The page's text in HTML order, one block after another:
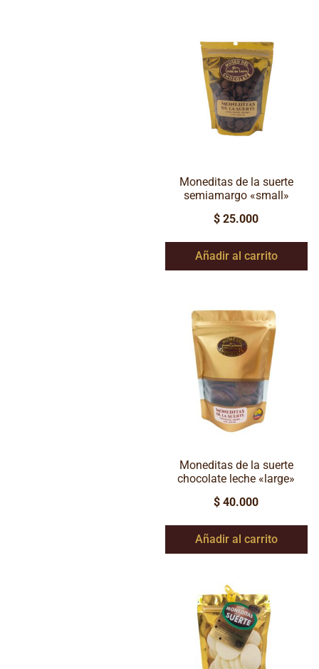
Moneditas de la suerte
semiamargo «small»
$ 25.000
Añadir al carrito
Moneditas de la suerte
chocolate leche «large»
$ 40.000
Añadir al carrito